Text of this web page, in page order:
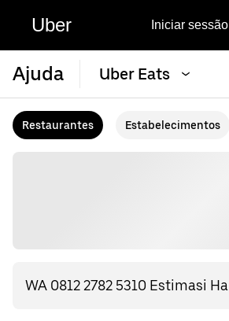
Uber Iniciar sessão
Ajuda Uber Eats
Restaurantes Estabelecimentos